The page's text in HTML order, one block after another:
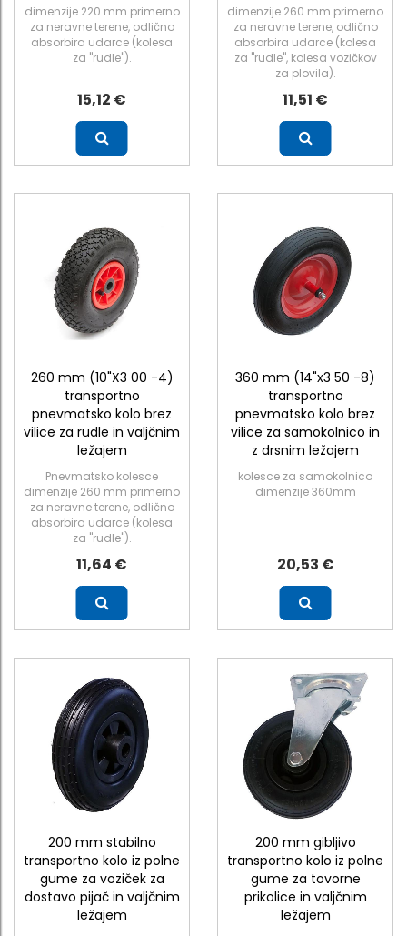
dimenzije 220 mm primerno
za neravne terene, odlično
absorbira udarce (kolesa
za "rudle").
15,12 €
dimenzije 260 mm primerno
za neravne terene, odlično
absorbira udarce (kolesa
za "rudle", kolesa vozičkov
za plovila).
11,51 €
260 mm (10"X3 00 -4)
transportno
pnevmatsko kolo brez
vilice za rudle in valjčnim
ležajem
Pnevmatsko kolesce
dimenzije 260 mm primerno
za neravne terene, odlično
absorbira udarce (kolesa
za "rudle").
11,64 €
360 mm (14"x3 50 -8)
transportno
pnevmatsko kolo brez
vilice za samokolnico in
z drsnim ležajem
kolesce za samokolnico
dimenzije 360mm
20,53 €
200 mm stabilno
transportno kolo iz polne
gume za voziček za
dostavo pijač in valjčnim
ležajem
200 mm gibljivo
transportno kolo iz polne
gume za tovorne
prikolice in valjčnim
ležajem